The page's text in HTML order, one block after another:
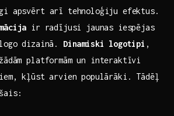
apsvērt arī tehnoloģiju efektus.
⁤ir radījusi jaunas iespējas
⁤dizainā. Dinamiski logotipi ,
platformām un interaktīvi
⁢kļūst arvien‌ populārāki. Tādēļ